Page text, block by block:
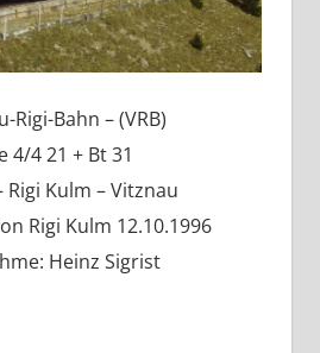
Rigi-Bahn – (VRB)
4/4 21 + Bt 31
Rigi Kulm – Vitznau
Rigi Kulm 12.10.1996
Heinz Sigrist